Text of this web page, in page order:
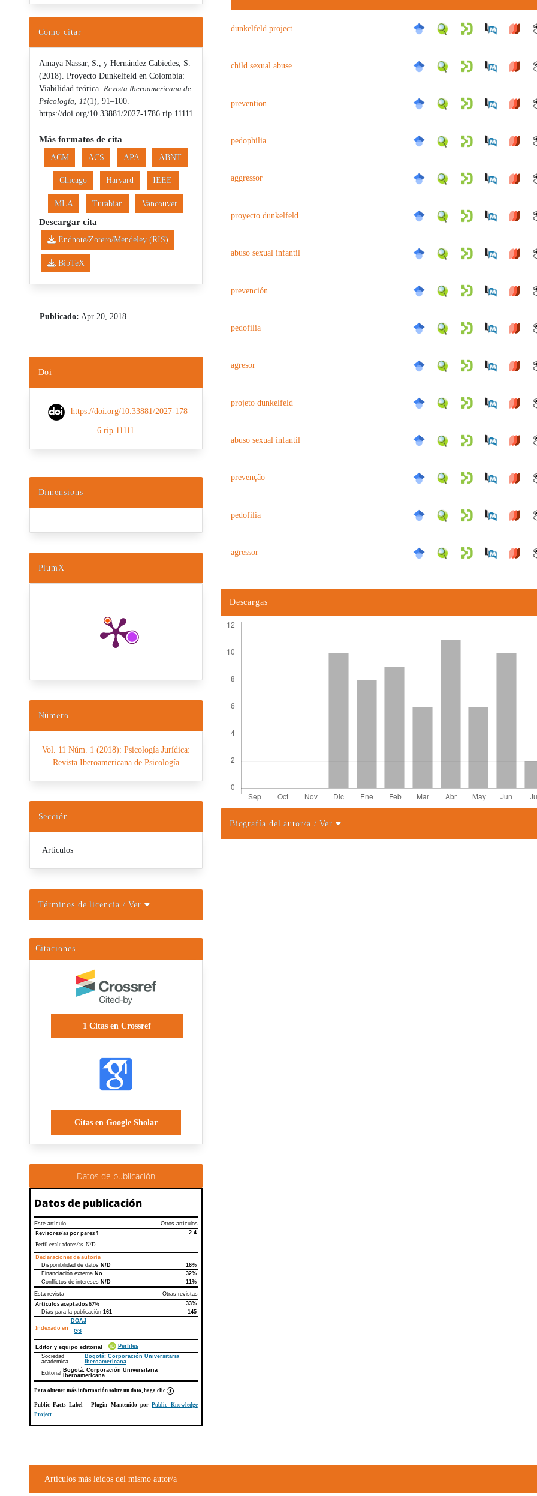
Cómo citar
Amaya Nassar, S., y Hernández Cabiedes, S.
(2018). Proyecto Dunkelfeld en Colombia:
Viabilidad teórica. Revista Iberoamericana de
Psicología, 11(1), 91–100.
https://doi.org/10.33881/2027-1786.rip.11111
Más formatos de cita
ACM ACS APA ABNT
Chicago Harvard IEEE
MLA Turabian Vancouver
Descargar cita
Endnote/Zotero/Mendeley (RIS)
BibTeX
Publicado: Apr 20, 2018
Doi
https://doi.org/10.33881/2027-178
6.rip.11111
Dimensions
PlumX
Número
Vol. 11 Núm. 1 (2018): Psicología Jurídica:
Revista Iberoamericana de Psicología
Sección
Artículos
Términos de licencia / Ver
Citaciones
1Citas en Crossref
Citas en Google Sholar
Datos de publicación
Datos de publicación
Este artículo Otros artículos
Revisores/as por pares 1
2.4
Perfil evaluadores/as N/D
Declaraciones de autoría
Declaraciones de autoríaEste artículo
Disponibilidad de datos N/D
16%
Financiación externa No
32%
Conflictos de intereses N/D
11%
Esta revista
Otras revistas
Artículos aceptados67%
33%
Días para la publicación 161 145
Indexado en
DOAJ
GS
Editor y equipo editorial
Perfiles
Sociedad
académica
Bogotá: Corporación Universitaria
Iberoamericana
Editorial
Bogotá: Corporación Universitaria
Iberoamericana
Para obtener más información sobre un dato, haga clic
Public Facts Label - Plugin Mantenido porPublic Knowledge
Project
dunkelfeld project
child sexual abuse
prevention
pedophilia
aggressor
proyecto dunkelfeld
abuso sexual infantil
prevención
pedofilia
agresor
projeto dunkelfeld
abuso sexual infantil
prevenção
pedofilia
agressor
Descargas
Biografía del autor/a / Ver
Artículos más leídos del mismo autor/a